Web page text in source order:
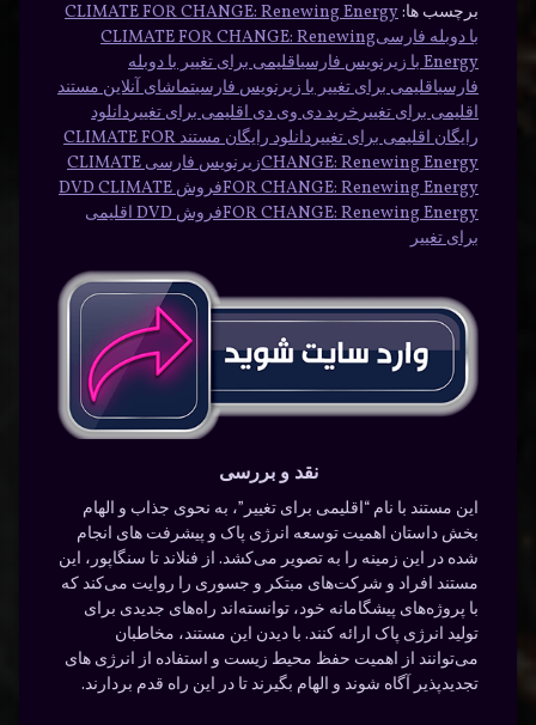
برچسب ها:CLIMATE FOR CHANGE: Renewing Energy
با دوبله فارسیCLIMATE FOR CHANGE: Renewing
Energy با زیرنویس فارسی
اقلیمی برای تغییر با دوبله
فارسیاقلیمی برای تغییر با زیرنویس فارسیتماشای آنلاین مستند
اقلیمی برای تغییرخرید دی وی دی اقلیمی برای تغییردانلود
رایگان اقلیمی برای تغییر
دانلود رایگان مستند CLIMATE FOR
CHANGE: Renewing Energy
زیرنویس فارسی CLIMATE
FOR CHANGE: Renewing Energy
فروش DVD CLIMATE
FOR CHANGE: Renewing Energy
فروش DVD اقلیمی
برای تغییر
نقد و بررسی
این مستند با نام “اقلیمی برای تغییر”، به نحوی جذاب و الهام
بخش داستان اهمیت توسعه انرژی پاک و پیشرفت های انجام
شده در این زمینه را به تصویر می‌کشد. از فنلاند تا سنگاپور، این
مستند افراد و شرکت‌های مبتکر و جسوری را روایت می‌کند که
با پروژه‌های پیشگامانه خود، توانسته‌اند راه‌های جدیدی برای
تولید انرژی پاک ارائه کنند. با دیدن این مستند، مخاطبان
می‌توانند از اهمیت حفظ محیط زیست و استفاده از انرژی های
تجدیدپذیر آگاه شوند و الهام بگیرند تا در این راه قدم بردارند.